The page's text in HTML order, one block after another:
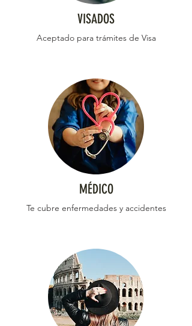
VISADOS
Aceptado para trámites de Visa
​MÉDICO
Te cubre enfermedades y accidentes